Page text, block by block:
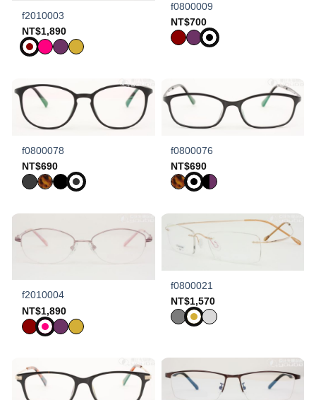
f2010003
NT$1,890
f0800009
NT$700
f0800078
NT$690
f0800076
NT$690
f2010004
NT$1,890
f0800021
NT$1,570